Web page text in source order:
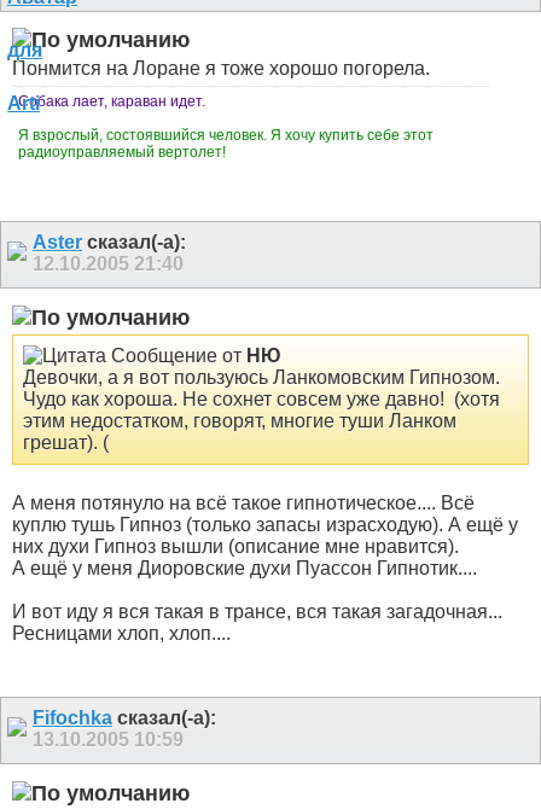
Понмится на Лоране я тоже хорошо погорела.
Собака лает, караван идет.
Я взрослый, состоявшийся человек. Я хочу купить себе этот
радиоуправляемый вертолет!
Aster сказал(-а):
12.10.2005 21:40
Сообщение от НЮ
Девочки, а я вот пользуюсь Ланкомовским Гипнозом.
Чудо как хороша. Не сохнет совсем уже давно! (хотя
этим недостатком, говорят, многие туши Ланком
грешат). (
А меня потянуло на всё такое гипнотическое.... Всё
куплю тушь Гипноз (только запасы израсходую). А ещё у
них духи Гипноз вышли (описание мне нравится).
А ещё у меня Диоровские духи Пуассон Гипнотик....
И вот иду я вся такая в трансе, вся такая загадочная...
Ресницами хлоп, хлоп....
Fifochka сказал(-а):
13.10.2005 10:59